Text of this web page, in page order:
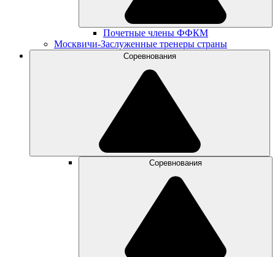
Почетные члены ФФКМ
Москвичи-Заслуженные тренеры страны
Соревнования
Соревнования